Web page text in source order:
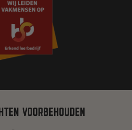
VOORBEHOUDEN